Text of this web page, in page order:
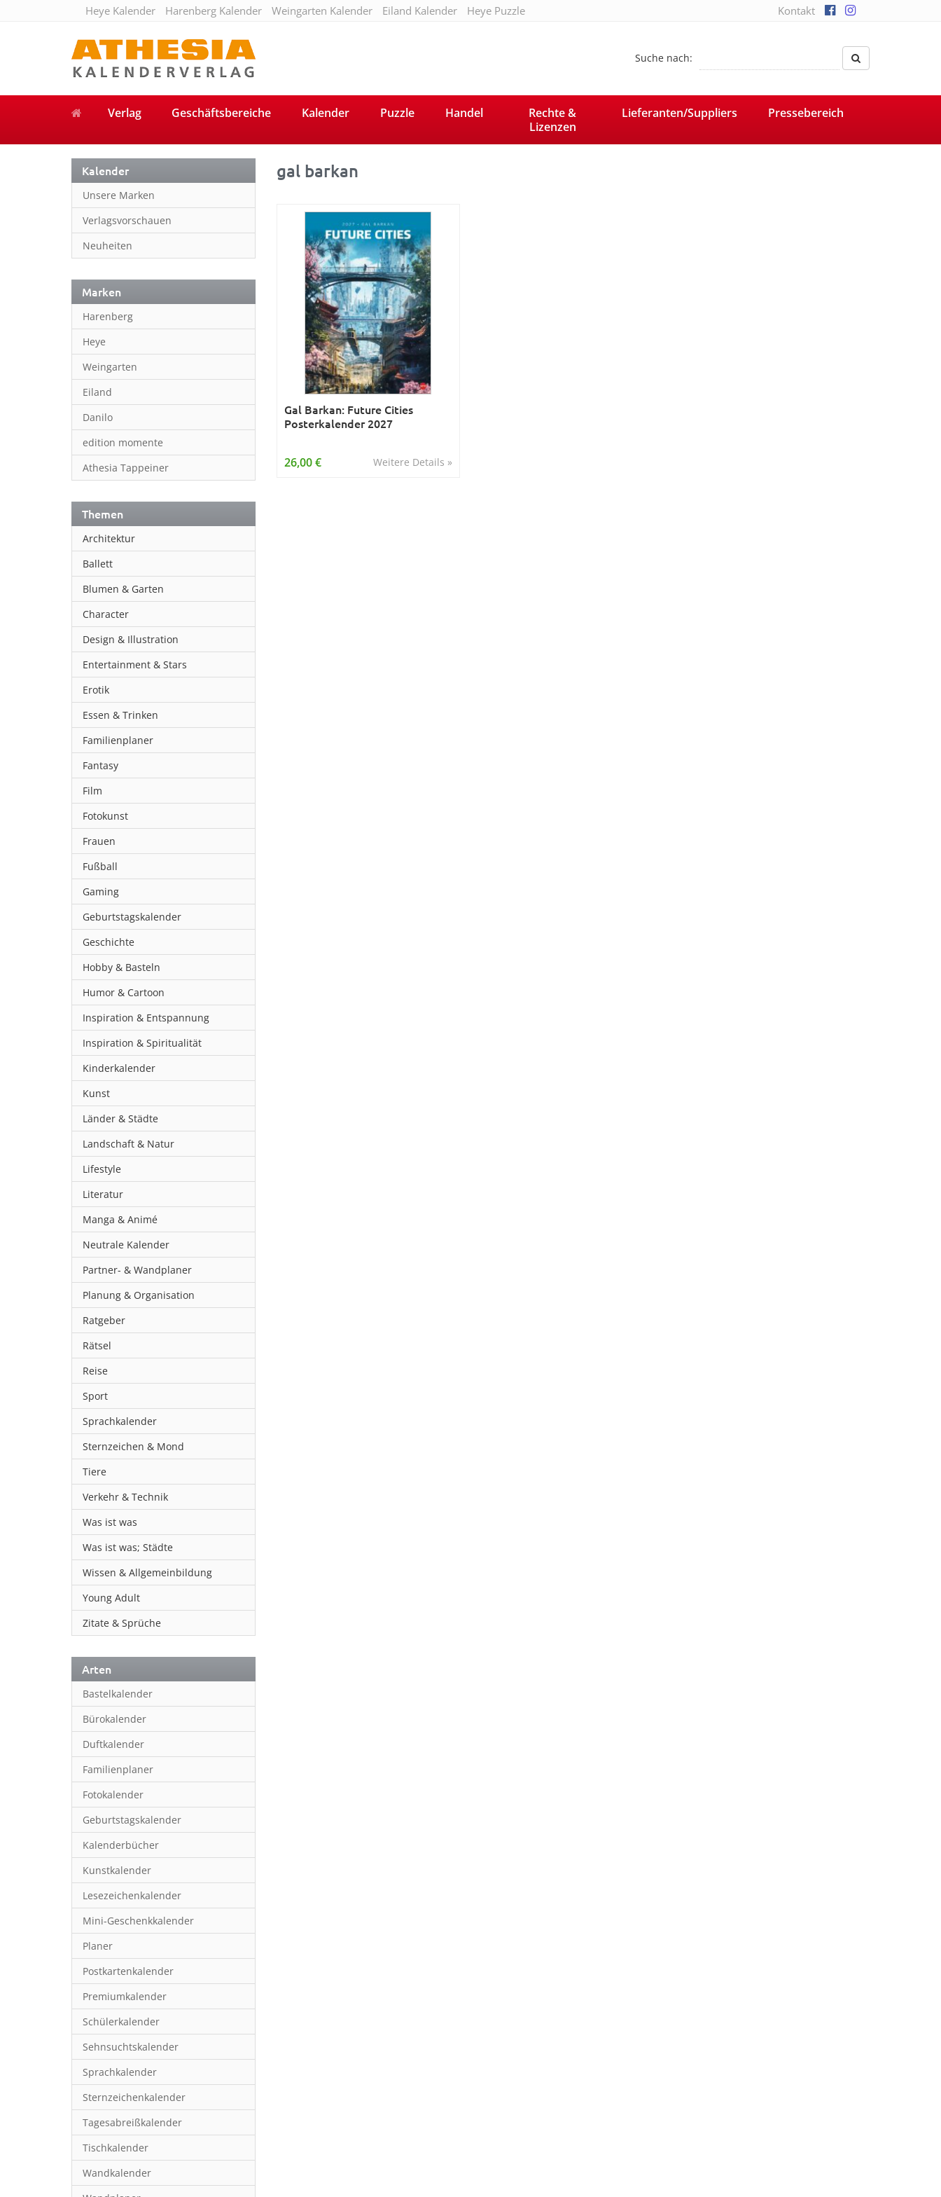
Heye Kalender Harenberg Kalender Weingarten Kalender Eiland Kalender Heye Puzzle Kontakt
Suche nach:
Verlag Geschäftsbereiche Kalender Puzzle Handel
Rechte &
Lizenzen
Lieferanten/Suppliers Pressebereich
Kalender
Unsere Marken
Verlagsvorschauen
Neuheiten
Marken
Harenberg
Heye
Weingarten
Eiland
Danilo
edition momente
Athesia Tappeiner
Themen
Architektur
Ballett
Blumen & Garten
Character
Design & Illustration
Entertainment & Stars
Erotik
Essen & Trinken
Familienplaner
Fantasy
Film
Fotokunst
Frauen
Fußball
Gaming
Geburtstagskalender
Geschichte
Hobby & Basteln
Humor & Cartoon
Inspiration & Entspannung
Inspiration & Spiritualität
Kinderkalender
Kunst
Länder & Städte
Landschaft & Natur
Lifestyle
Literatur
Manga & Animé
Neutrale Kalender
Partner- & Wandplaner
Planung & Organisation
Ratgeber
Rätsel
Reise
Sport
Sprachkalender
Sternzeichen & Mond
Tiere
Verkehr & Technik
Was ist was
Was ist was; Städte
Wissen & Allgemeinbildung
Young Adult
Zitate & Sprüche
Arten
Bastelkalender
Bürokalender
Duftkalender
Familienplaner
Fotokalender
Geburtstagskalender
Kalenderbücher
Kunstkalender
Lesezeichenkalender
Mini-Geschenkkalender
Planer
Postkartenkalender
Premiumkalender
Schülerkalender
Sehnsuchtskalender
Sprachkalender
Sternzeichenkalender
Tagesabreißkalender
Tischkalender
Wandkalender
gal barkan
Gal Barkan: Future Cities
Posterkalender 2027
Weitere Details »
26,00 €